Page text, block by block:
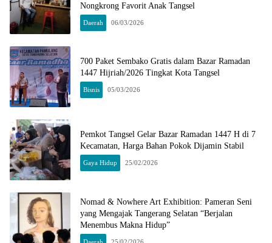
Nongkrong Favorit Anak Tangsel
Daerah 06/03/2026
700 Paket Sembako Gratis dalam Bazar Ramadan
1447 Hijriah/2026 Tingkat Kota Tangsel
Bisnis 05/03/2026
Pemkot Tangsel Gelar Bazar Ramadan 1447 H di 7
Kecamatan, Harga Bahan Pokok Dijamin Stabil
Gaya Hidup 25/02/2026
Nomad & Nowhere Art Exhibition: Pameran Seni
yang Mengajak Tangerang Selatan “Berjalan
Menembus Makna Hidup”